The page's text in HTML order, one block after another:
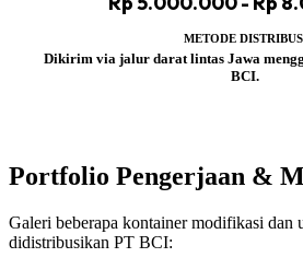
METODE
Dikirim via jalur darat lintas Jawa
BCI.
Portfolio Pengerjaan &
Galeri beberapa kontainer modifikasi dan
didistribusikan PT BCI: